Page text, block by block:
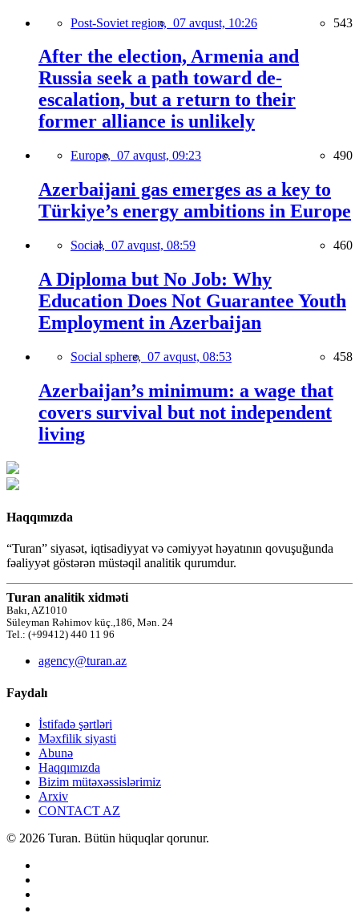
Post-Soviet region, 07 avqust, 10:26 543
After the election, Armenia and
Russia seek a path toward de-
escalation, but a return to their
former alliance is unlikely
Europe, 07 avqust, 09:23 490
Azerbaijani gas emerges as a key to
Türkiye’s energy ambitions in Europe
Social, 07 avqust, 08:59 460
A Diploma but No Job: Why
Education Does Not Guarantee Youth
Employment in Azerbaijan
Social sphere, 07 avqust, 08:53 458
Azerbaijan’s minimum: a wage that
covers survival but not independent
living
Haqqımızda
“Turan” siyasət, iqtisadiyyat və cəmiyyət həyatının qovuşuğunda
fəaliyyət göstərən müstəqil analitik qurumdur.
Turan analitik xidməti
Bakı, AZ1010
Süleyman Rəhimov küç.,186, Mən. 24
Tel.: (+99412) 440 11 96
agency@turan.az
Faydalı
İstifadə şərtləri
Məxfilik siyasti
Abunə
Haqqımızda
Bizim mütəxəssislərimiz
Arxiv
CONTACT AZ
© 2026 Turan. Bütün hüquqlar qorunur.